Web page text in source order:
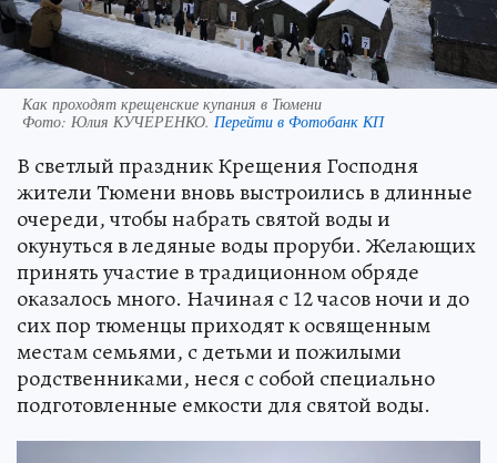
Как проходят крещенские купания в Тюмени
Фото: Юлия КУЧЕРЕНКО. Перейти в Фотобанк КП
В светлый праздник Крещения Господня
жители Тюмени вновь выстроились в длинные
очереди, чтобы набрать святой воды и
окунуться в ледяные воды проруби. Желающих
принять участие в традиционном обряде
оказалось много. Начиная с 12 часов ночи и до
сих пор тюменцы приходят к освященным
местам семьями, с детьми и пожилыми
родственниками, неся с собой специально
подготовленные емкости для святой воды.